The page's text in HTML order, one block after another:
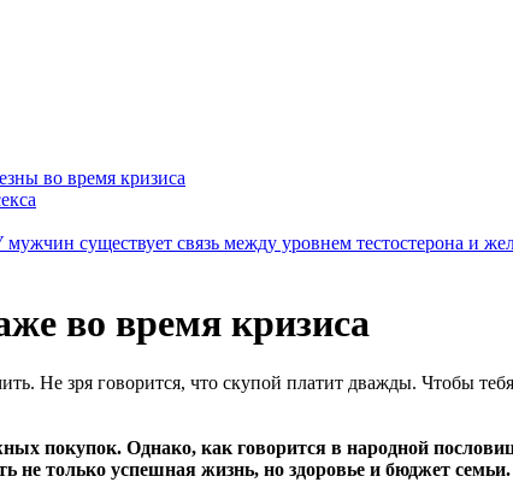
во время кризиса
мужчин существует связь между уровнем тестостерона и
во время кризиса
Не зря говорится, что скупой платит дважды. Чтобы
покупок. Однако, как говорится в народной
не только успешная жизнь, но здоровье и бюджет семьи.